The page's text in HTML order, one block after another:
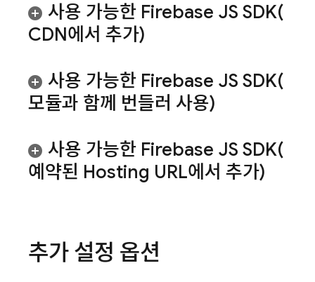
사용 가능한 Firebase JS SDK(
CDN에서 추가)
사용 가능한 Firebase JS SDK(
모듈과 함께 번들러 사용)
사용 가능한 Firebase JS SDK(
예약된 Hosting URL에서 추가)
추가 설정 옵션